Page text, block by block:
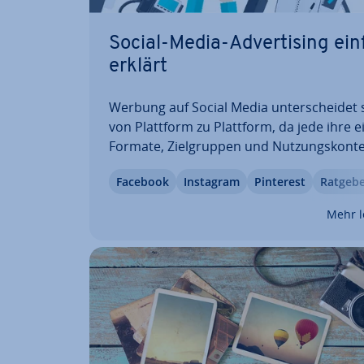
Social-Media-Ad­ver­ti­sing
erklärt
Werbung auf Social Media un­ter­schei­det
von Plattform zu Plattform, da jede ihre
Formate, Ziel­grup­pen und
und kreative An­for­de­run­gen
Facebook Instagram Pinterest
Mehr